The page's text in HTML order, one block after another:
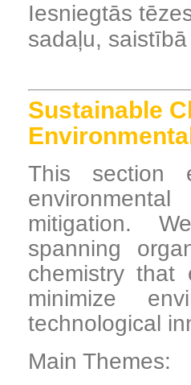
Iesniegtās
sadaļu,
Sustainable
This section
mitigation.
spanning
chemistry that
minimize
technological
Main Themes: